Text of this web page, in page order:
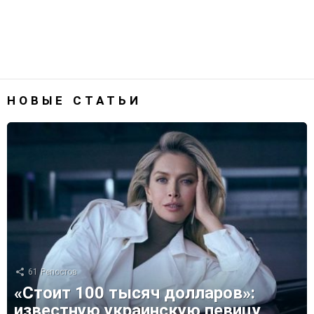
НОВЫЕ СТАТЬИ
61 Репостов
«Стоит 100 тысяч долларов»: